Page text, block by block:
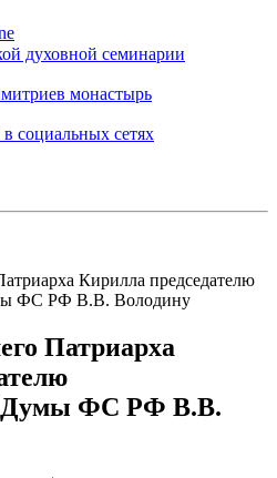
духовной семинарии
монастырь
социальных сетях
Кирилла председателю
ФС РФ В.В. Володину
Патриарха
Думы ФС РФ В.В.